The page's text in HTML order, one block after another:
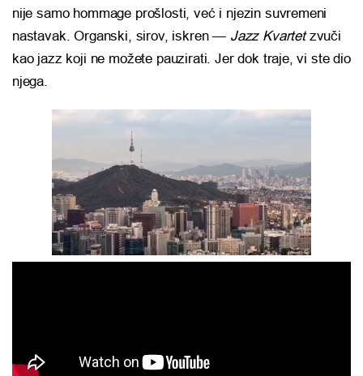
nije samo hommage prošlosti, već i njezin suvremeni
nastavak. Organski, sirov, iskren — Jazz Kvartetzvuči
kao jazz koji ne možete pauzirati. Jer dok traje, vi ste dio
njega.